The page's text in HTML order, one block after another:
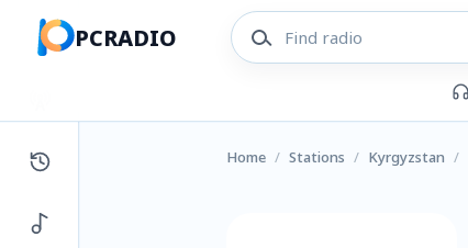
PCRADIO
Home / Stations / Kyrgyzstan /